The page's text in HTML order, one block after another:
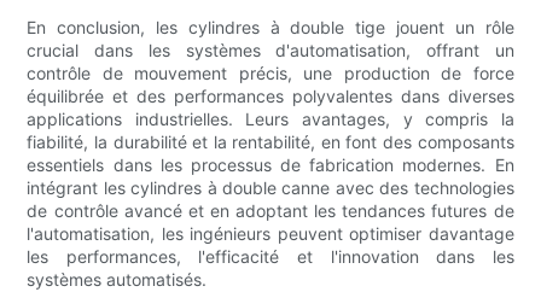
En conclusion, les cylindres à double tige jouent un rôle
crucial dans les systèmes d'automatisation, offrant un
contrôle de mouvement précis, une production de force
équilibrée et des performances polyvalentes dans diverses
applications industrielles. Leurs avantages, y compris la
fiabilité, la durabilité et la rentabilité, en font des composants
essentiels dans les processus de fabrication modernes. En
intégrant les cylindres à double canne avec des technologies
de contrôle avancé et en adoptant les tendances futures de
l'automatisation, les ingénieurs peuvent optimiser davantage
les performances, l'efficacité et l'innovation dans les
systèmes automatisés.